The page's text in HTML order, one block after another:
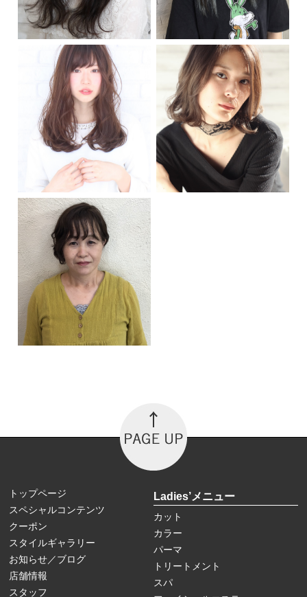
トップページ
スペシャルコンテンツ
クーポン
スタイルギャラリー
お知らせ／ブログ
店舗情報
スタッフ
Ladies’メニュー
カット
カラー
パーマ
トリートメント
スパ